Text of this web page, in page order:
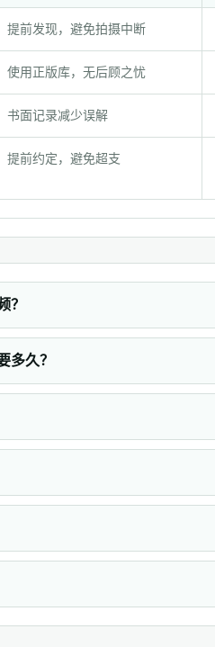
提前发现，避免拍摄中断
使用正版库，无后顾之忧
书面记录减少误解
提前约定，避免超支
？
多久？